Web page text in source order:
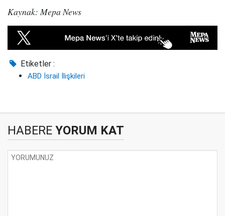
Kaynak: Mepa News
Etiketler :
ABD İsrail İlişkileri
HABERE YORUM KAT